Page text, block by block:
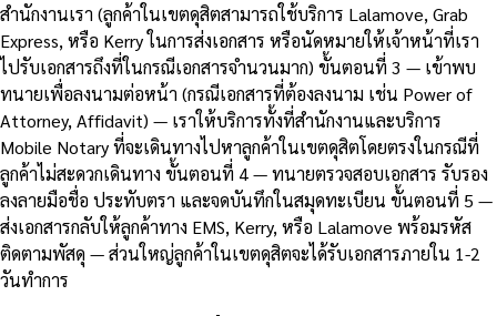
สำนักงานเรา (ลูกค้าในเขตดุสิตสามารถใช้บริการ Lalamove, Grab
Express, หรือ Kerry ในการส่งเอกสาร หรือนัดหมายให้เจ้าหน้าที่เรา
ไปรับเอกสารถึงที่ในกรณีเอกสารจำนวนมาก) ขั้นตอนที่ 3 — เข้าพบ
ทนายเพื่อลงนามต่อหน้า (กรณีเอกสารที่ต้องลงนาม เช่น Power of
Attorney, Affidavit) — เราให้บริการทั้งที่สำนักงานและบริการ
Mobile Notary ที่จะเดินทางไปหาลูกค้าในเขตดุสิตโดยตรงในกรณีที่
ลูกค้าไม่สะดวกเดินทาง ขั้นตอนที่ 4 — ทนายตรวจสอบเอกสาร รับรอง
ลงลายมือชื่อ ประทับตรา และจดบันทึกในสมุดทะเบียน ขั้นตอนที่ 5 —
ส่งเอกสารกลับให้ลูกค้าทาง EMS, Kerry, หรือ Lalamove พร้อมรหัส
ติดตามพัสดุ — ส่วนใหญ่ลูกค้าในเขตดุสิตจะได้รับเอกสารภายใน 1-2
วันทำการ